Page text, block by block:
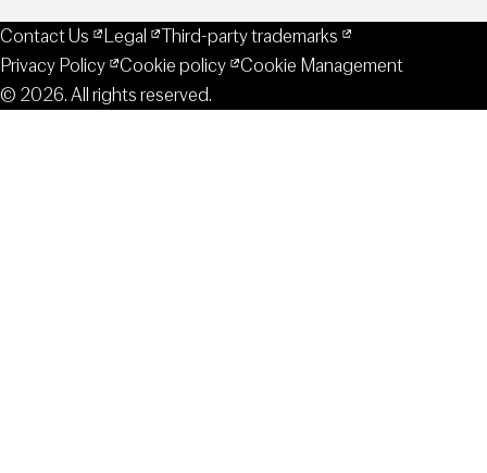
Contact Us Legal
Third-party trademarks
Privacy Policy
Cookie policy
Cookie Management
© 2026. All rights reserved.